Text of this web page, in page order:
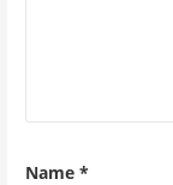
Name *